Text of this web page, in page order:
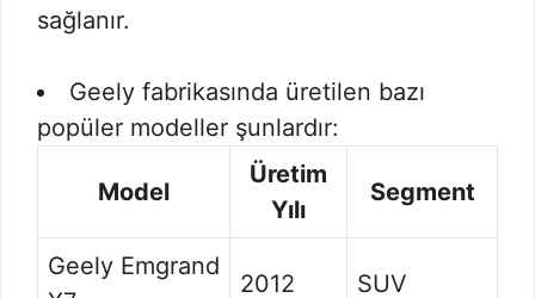
sağlanır.
Geely fabrikasında üretilen bazı
popüler modeller şunlardır:
Model
Üretim
Yılı
Segment
Geely Emgrand
2012 SUV